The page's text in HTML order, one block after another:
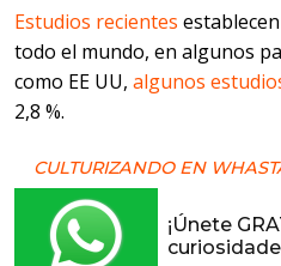
Estudios recientes
todo el mundo, en algunos
como EE UU, algunos
2,8 %.
CULTURIZANDO EN
¡Únete